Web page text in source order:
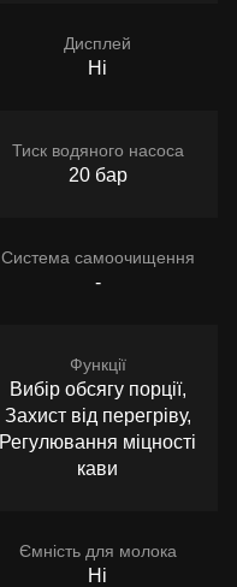
Дисплей
Ні
Тиск водяного насоса
20 бар
Система самоочищення
-
Функції
Вибір обсягу порції,
Захист від перегріву,
Регулювання міцності
кави
Ємність для молока
Ні